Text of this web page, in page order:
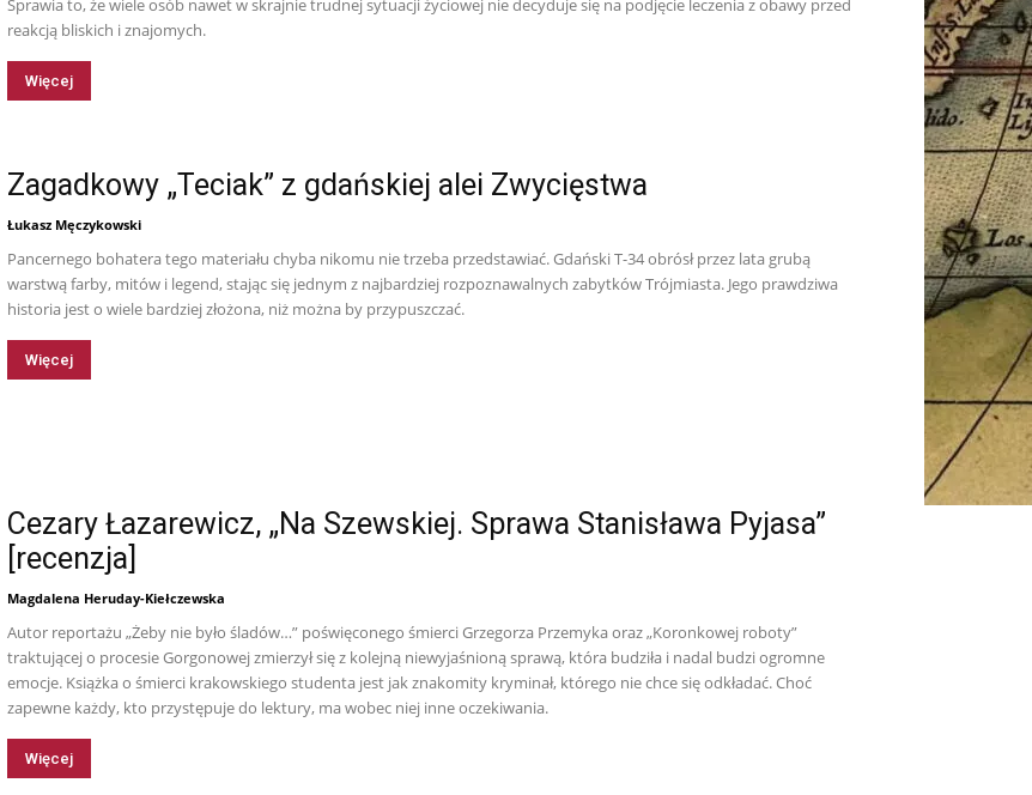
Sprawia to, że wiele osób nawet w skrajnie trudnej sytuacji życiowej nie decyduje się na podjęcie leczenia z obawy przed
reakcją bliskich i znajomych.
Więcej
Zagadkowy „Teciak” z gdańskiej alei Zwycięstwa
Łukasz Męczykowski
Pancernego bohatera tego materiału chyba nikomu nie trzeba przedstawiać. Gdański T-34 obrósł przez lata grubą
warstwą farby, mitów i legend, stając się jednym z najbardziej rozpoznawalnych zabytków Trójmiasta. Jego prawdziwa
historia jest o wiele bardziej złożona, niż można by przypuszczać.
Więcej
Cezary Łazarewicz, „Na Szewskiej. Sprawa Stanisława Pyjasa”
[recenzja]
Magdalena Heruday-Kiełczewska
Autor reportażu „Żeby nie było śladów…” poświęconego śmierci Grzegorza Przemyka oraz „Koronkowej roboty”
traktującej o procesie Gorgonowej zmierzył się z kolejną niewyjaśnioną sprawą, która budziła i nadal budzi ogromne
emocje. Książka o śmierci krakowskiego studenta jest jak znakomity kryminał, którego nie chce się odkładać. Choć
zapewne każdy, kto przystępuje do lektury, ma wobec niej inne oczekiwania.
Więcej